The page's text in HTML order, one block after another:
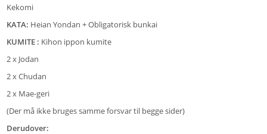
Kekomi
KATA: Heian Yondan + Obligatorisk bunkai
KUMITE : Kihon ippon kumite
2 x Jodan
2 x Chudan
2 x Mae-geri
(Der må ikke bruges samme forsvar til begge sider)
Derudover: